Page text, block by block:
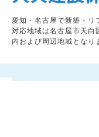
愛知・名古屋で新築・リ
対応地域は名古屋市天白
内および周辺地域となり